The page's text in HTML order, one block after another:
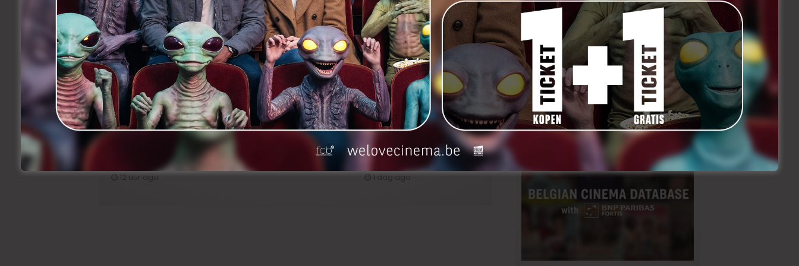
Een droomrol voor Veerle
Baetens
‘Broken Circle Breakdown’ : het
verhaal, het toneelstuk en de
muziek
Related Articles
Korte animatiefilm ‘Melk’ nu
ook uitgenodigd voor TIFF
12 uur ago
Bioscoopjournaal: ‘Frontera’
1 dag ago
Vacature: Productie-
assistent (m/v/x)
1 dag ago